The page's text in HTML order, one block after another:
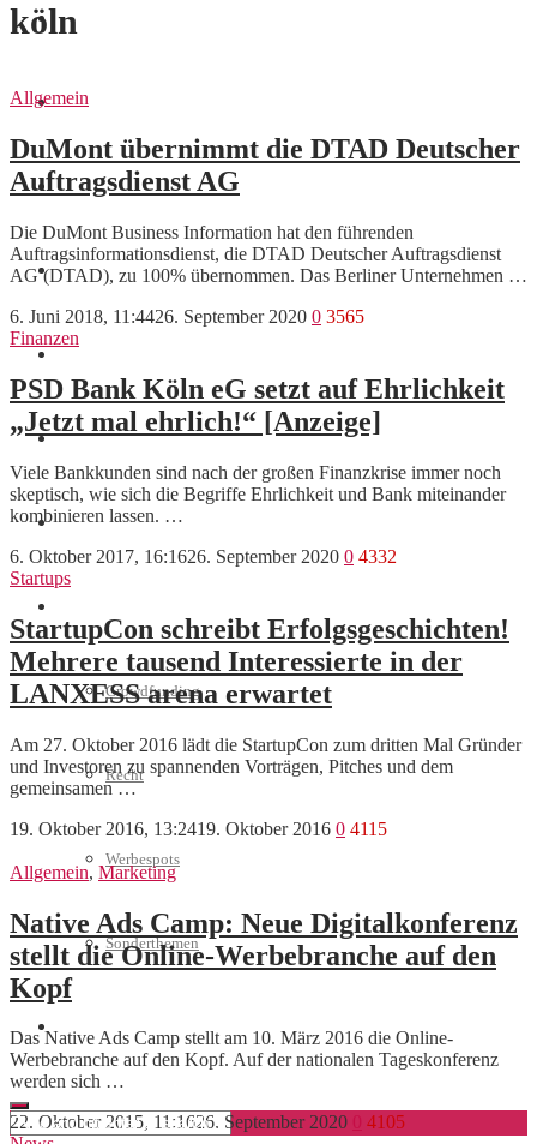
Allgemein
Startups
News
Finanzen
Interviews
Videos
Crowdfunding
Recht
Werbespots
Sonderthemen
Geschäftskonto eröffnen
köln
Allgemein
DuMont übernimmt die DTAD Deutscher
Auftragsdienst AG
Die DuMont Business Information hat den führenden
Auftragsinformationsdienst, die DTAD Deutscher Auftragsdienst
AG (DTAD), zu 100% übernommen. Das Berliner Unternehmen …
6. Juni 2018, 11:4426. September 2020 0 3565
Finanzen
PSD Bank Köln eG setzt auf Ehrlichkeit
„Jetzt mal ehrlich!“ [Anzeige]
Viele Bankkunden sind nach der großen Finanzkrise immer noch
skeptisch, wie sich die Begriffe Ehrlichkeit und Bank miteinander
kombinieren lassen. …
6. Oktober 2017, 16:1626. September 2020 0 4332
Startups
StartupCon schreibt Erfolgsgeschichten!
Mehrere tausend Interessierte in der
LANXESS arena erwartet
Am 27. Oktober 2016 lädt die StartupCon zum dritten Mal Gründer
und Investoren zu spannenden Vorträgen, Pitches und dem
gemeinsamen …
19. Oktober 2016, 13:2419. Oktober 2016 0 4115
Allgemein, Marketing
Native Ads Camp: Neue Digitalkonferenz
stellt die Online-Werbebranche auf den
Kopf
Das Native Ads Camp stellt am 10. März 2016 die Online-
Werbebranche auf den Kopf. Auf der nationalen Tageskonferenz
werden sich …
22. Oktober 2015, 11:1626. September 2020
4105